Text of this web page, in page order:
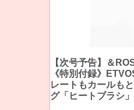
【次号予告】＆
《特別付録》
レートもカールも
グ「ヒートブラシ」